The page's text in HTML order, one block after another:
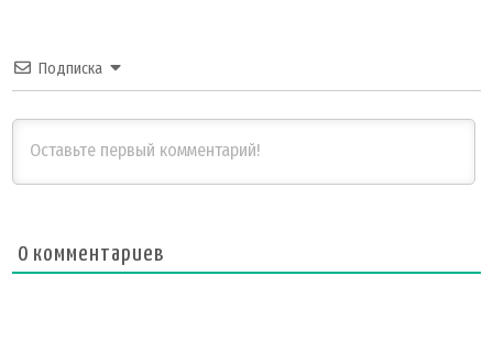
Подписка
0 комментариев